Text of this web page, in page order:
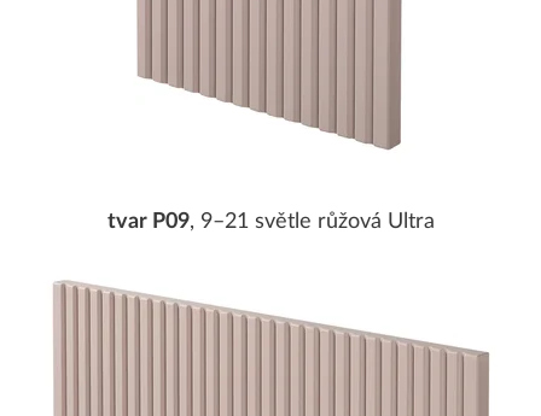
tvar P09, 9–21 světle růžová Ultra